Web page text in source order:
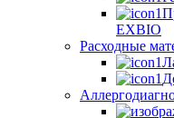
EXBIO
Расходные